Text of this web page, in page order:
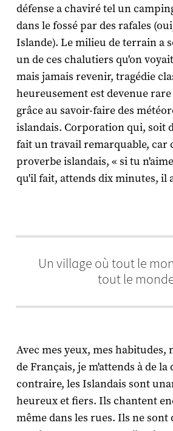
défense a chaviré tel un
dans le fossé par des rafales
Islande). Le milieu de terrain a
un de ces chalutiers qu'on
mais jamais revenir, tragédie
heureusement est devenue
grâce au savoir-faire des
islandais. Corporation qui, soit
fait un travail remarquable, car
proverbe islandais, « si tu
qu'il fait, attends dix minutes, il
Un village où tout le
tout le
Avec mes yeux, mes habitudes,
de Français, je m'attends à de
contraire, les Islandais sont
heureux et fiers. Ils chantent
même dans les rues. Ils ne sont